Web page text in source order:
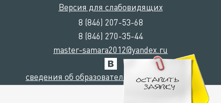
Версия для слабовидящих
8 (846) 207-53-68
8 (846) 270-35-44
master-samara2012@yandex.ru
сведения об образовательной организации